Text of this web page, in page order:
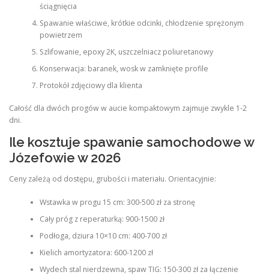
ściągnięcia
Spawanie właściwe, krótkie odcinki, chłodzenie sprężonym
powietrzem
Szlifowanie, epoxy 2K, uszczelniacz poliuretanowy
Konserwacja: baranek, wosk w zamknięte profile
Protokół zdjęciowy dla klienta
Całość dla dwóch progów w aucie kompaktowym zajmuje zwykle 1-2
dni.
Ile kosztuje spawanie samochodowe w
Józefowie w 2026
Ceny zależą od dostępu, grubości i materiału. Orientacyjnie:
Wstawka w progu 15 cm: 300-500 zł za stronę
Cały próg z reperaturką: 900-1500 zł
Podłoga, dziura 10×10 cm: 400-700 zł
Kielich amortyzatora: 600-1200 zł
Wydech stal nierdzewna, spaw TIG: 150-300 zł za łączenie